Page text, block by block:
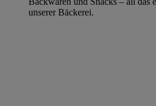
unserer Bäckerei.